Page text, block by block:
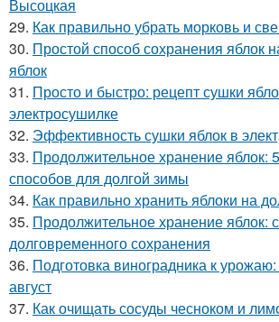
Высоцкая
29. Как правильно убрать морковь и
30. Простой способ сохранения яблок
яблок
31. Просто и быстро: рецепт сушки
электросушилке
32. Эффективность сушки яблок в
33. Продолжительное хранение яблок:
способов для долгой зимы
34. Как правильно хранить яблоки на
35. Продолжительное хранение яблок:
долговременного сохранения
36. Подготовка виноградника к
август
37. Как очищать сосуды чесноком и